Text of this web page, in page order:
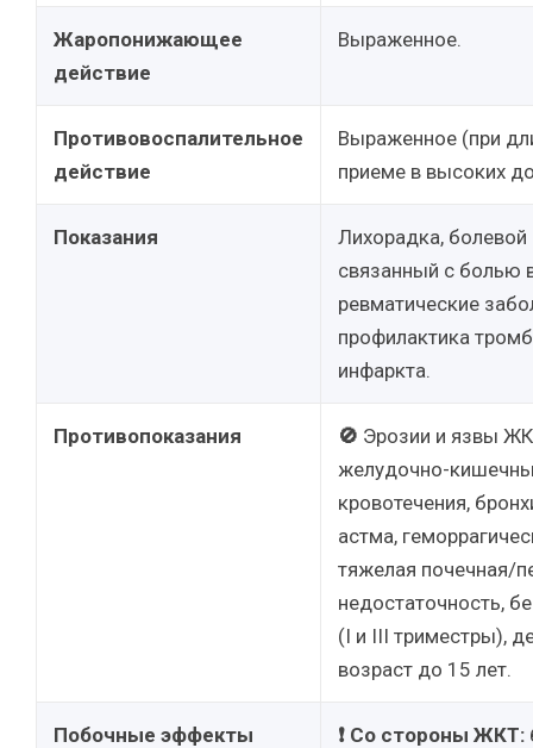
Жаропонижающее
действие
Выраженное.
Противовоспалительное
действие
Выраженное (при
приеме в высоких
Показания
Лихорадка,
связанный с болью
ревматические
профилактика
инфаркта.
Противопоказания 🚫 Эрозии и язвы
желудочно-
кровотечения,
астма,
тяжелая почечная/
недостаточность,
(I и III триместры),
возраст до 15 лет.
Побочные эффекты ❗ Со стороны ЖКТ: